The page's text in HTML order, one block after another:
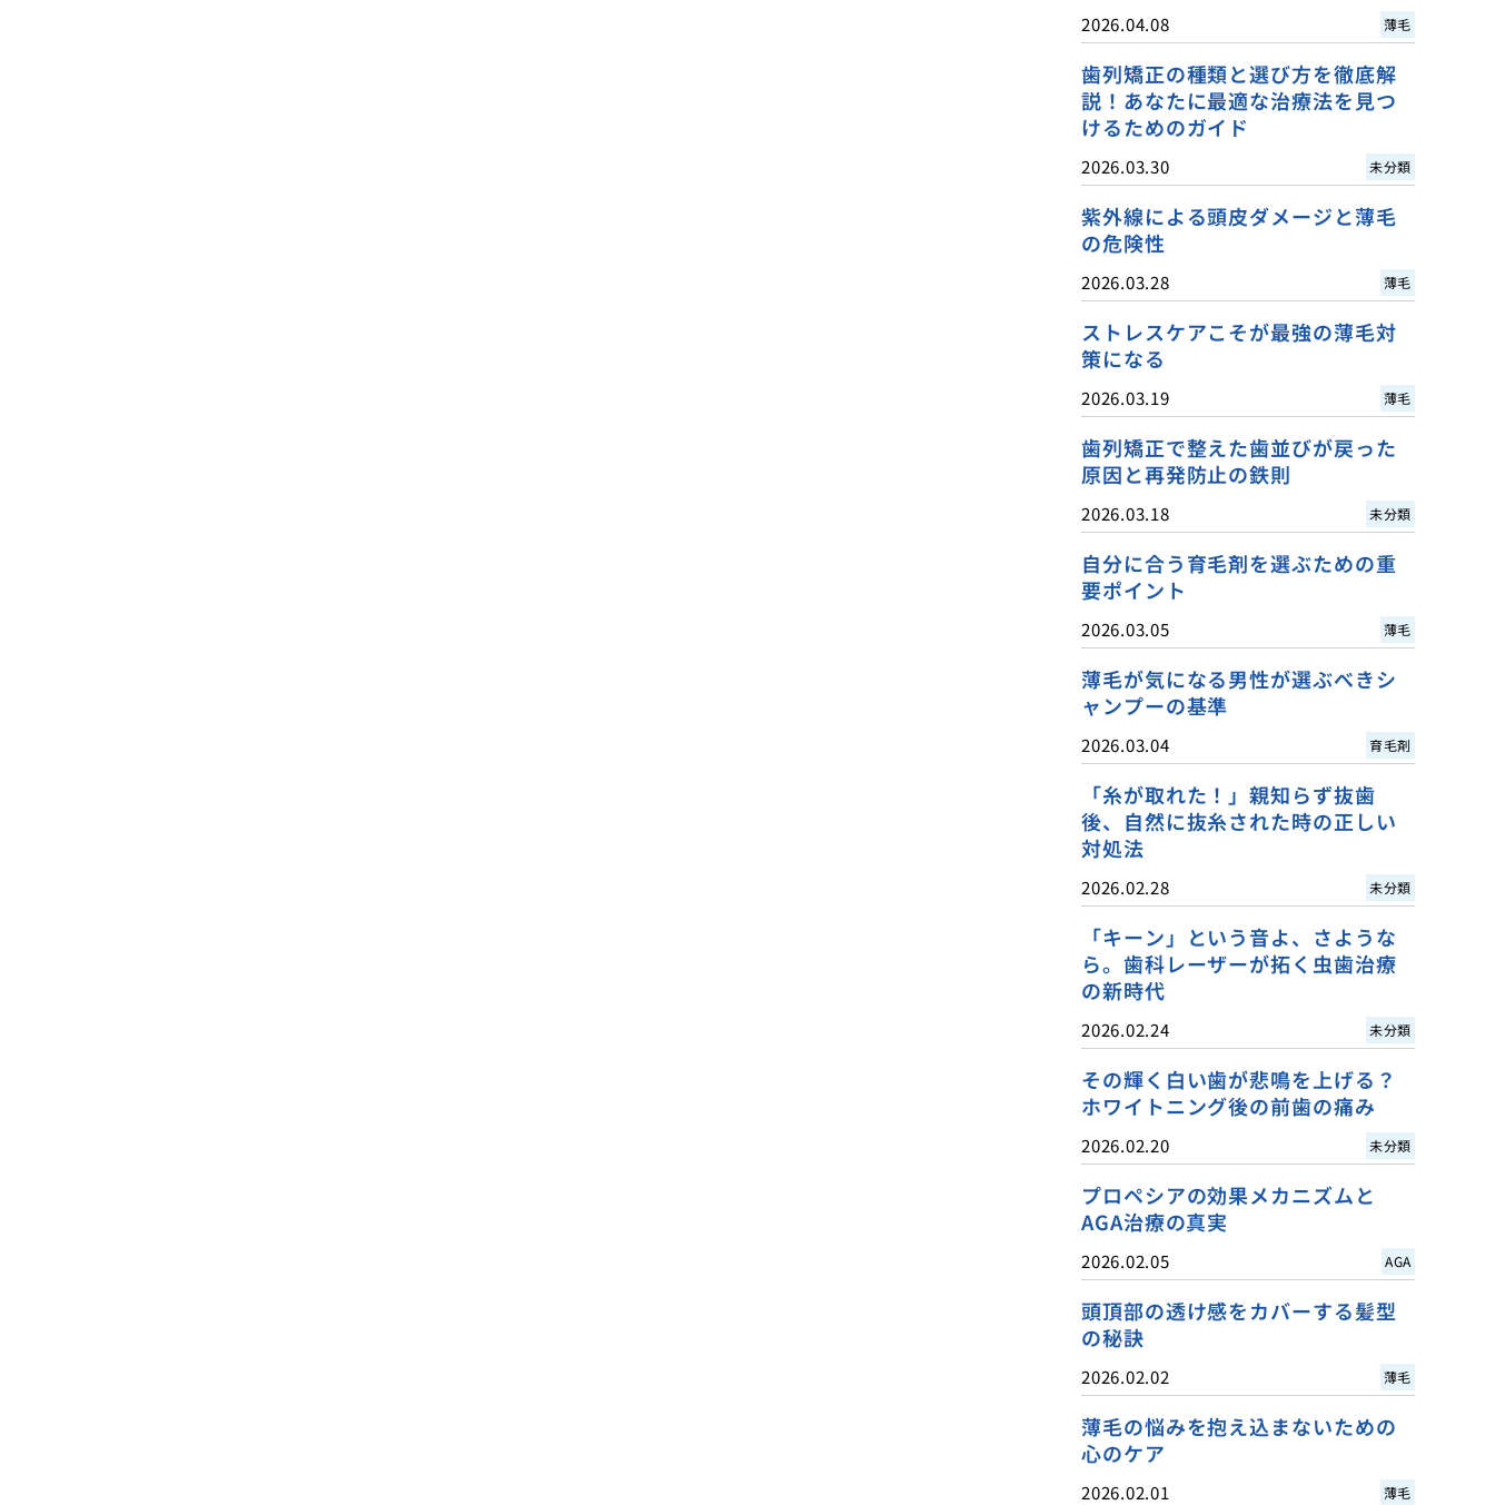
2026.04.08 薄毛
歯列矯正の種類と選び方を徹底解
説！あなたに最適な治療法を見つ
けるためのガイド
2026.03.30 未分類
紫外線による頭皮ダメージと薄毛
の危険性
2026.03.28 薄毛
ストレスケアこそが最強の薄毛対
策になる
2026.03.19 薄毛
歯列矯正で整えた歯並びが戻った
原因と再発防止の鉄則
2026.03.18 未分類
自分に合う育毛剤を選ぶための重
要ポイント
2026.03.05 薄毛
薄毛が気になる男性が選ぶべきシ
ャンプーの基準
2026.03.04 育毛剤
「糸が取れた！」親知らず抜歯
後、自然に抜糸された時の正しい
対処法
2026.02.28 未分類
「キーン」という音よ、さような
ら。歯科レーザーが拓く虫歯治療
の新時代
2026.02.24 未分類
その輝く白い歯が悲鳴を上げる？
ホワイトニング後の前歯の痛み
2026.02.20 未分類
プロペシアの効果メカニズムと
AGA治療の真実
2026.02.05 AGA
頭頂部の透け感をカバーする髪型
の秘訣
2026.02.02 薄毛
薄毛の悩みを抱え込まないための
心のケア
2026.02.01 薄毛